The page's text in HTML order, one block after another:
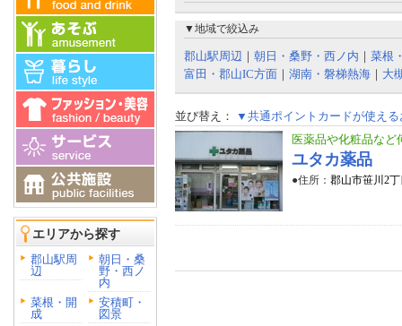
エリアから探す
郡山駅周
辺
朝日・桑
野・西ノ
内
菜根・開
成
安積町・
図景
▼地域で絞込み
郡山駅周辺 ｜ 朝日・桑野・西ノ内 ｜ 菜根
富田・郡山IC方面 ｜ 湖南・磐梯熱海 ｜ 大
並び替え：
▼共通ポイントカードが使える
医薬品や化粧品など
ユタカ薬品
●住所： 郡山市笹川2丁